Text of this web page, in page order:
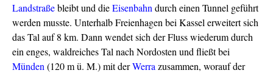
Landstraßebleibt und dieEisenbahn durch einen Tunnel geführt
werden musste. Unterhalb Freienhagen bei Kassel erweitert sich
das Tal auf 8 km. Dann wendet sich der Fluss wiederum durch
ein enges, waldreiches Tal nach Nordosten und fließt bei
Münden (120 m ü. M.) mit derWerra zusammen, worauf der